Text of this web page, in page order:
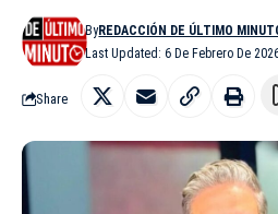
Last Updated: 6 De Febrero De
ByREDACCIÓN DE ÚLTIMO
Share